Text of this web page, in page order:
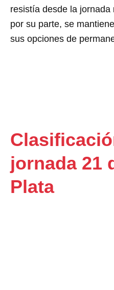
resistía desde la jornada
por su parte, se mantiene
sus opciones de
jornada 21
Plata